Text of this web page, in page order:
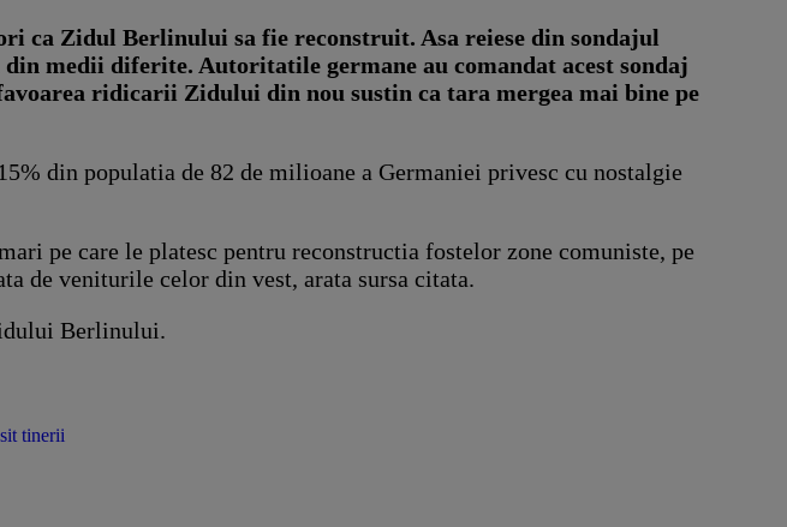
ca Zidul Berlinului sa fie reconstruit. Asa reiese din sondajul
medii diferite. Autoritatile germane au comandat acest sondaj
ridicarii Zidului din nou sustin ca tara mergea mai bine pe
din populatia de 82 de milioane a Germaniei privesc cu nostalgie
pe care le platesc pentru reconstructia fostelor zone comuniste, pe
de veniturile celor din vest, arata sursa citata.
Berlinului.
tinerii